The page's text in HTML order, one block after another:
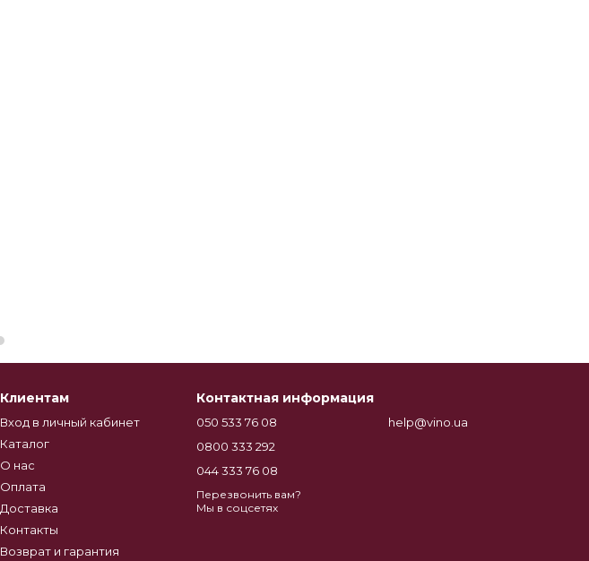
Клиентам
Вход в личный кабинет
Каталог
О нас
Оплата
Доставка
Контакты
Возврат и гарантия
Контактная информация
050 533 76 08
0800 333 292
044 333 76 08
Перезвонить вам?
help@vino.ua
Мы в соцсетях